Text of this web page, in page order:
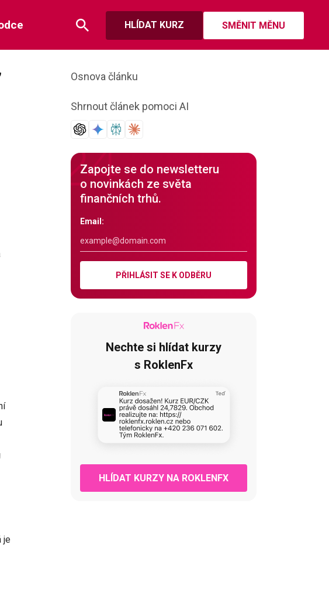
HLÍDAT KURZ SMĚNIT MĚNU
je
Osnova článku
Shrnout článek pomoci AI
Zapojte se do newsletteru
o novinkách ze světa
finančních trhů.
Email:
PŘIHLÁSIT SE K ODBĚRU
Nechte si hlídat kurzy
s RoklenFx
HLÍDAT KURZY NA ROKLENFX